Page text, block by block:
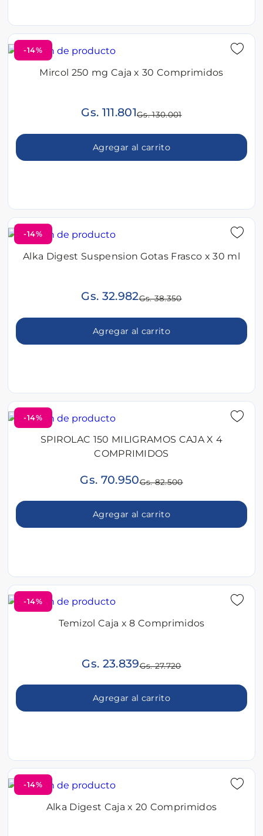
-14%
Mircol 250 mg Caja x 30 Comprimidos
Gs. 111.801Gs. 130.001
Agregar al carrito
-14%
Alka Digest Suspension Gotas Frasco x 30 ml
Gs. 32.982Gs. 38.350
Agregar al carrito
-14%
SPIROLAC 150 MILIGRAMOS CAJA X 4
COMPRIMIDOS
Gs. 70.950Gs. 82.500
Agregar al carrito
-14%
Temizol Caja x 8 Comprimidos
Gs. 23.839Gs. 27.720
Agregar al carrito
-14%
Alka Digest Caja x 20 Comprimidos